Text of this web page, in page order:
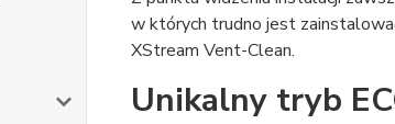
w których trudno jest
XStream Vent-Clean.
Unikalny tryb